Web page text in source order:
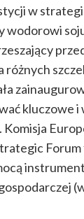
w
wodorowi
kluczowe